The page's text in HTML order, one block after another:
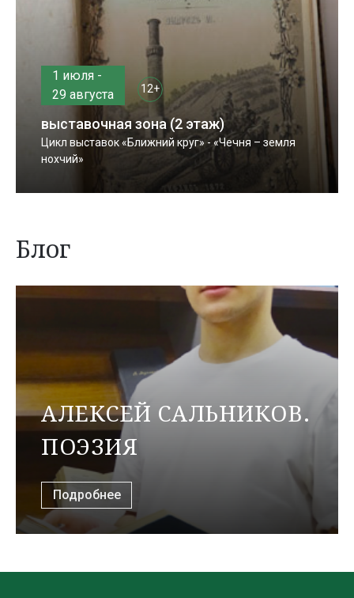
1 июля -
29 августа
12+
выставочная зона (2 этаж)
Цикл выставок «Ближний круг» - «Чечня – земля
нохчий»
Блог
АЛЕКСЕЙ САЛЬНИКОВ.
ПОЭЗИЯ
Подробнее